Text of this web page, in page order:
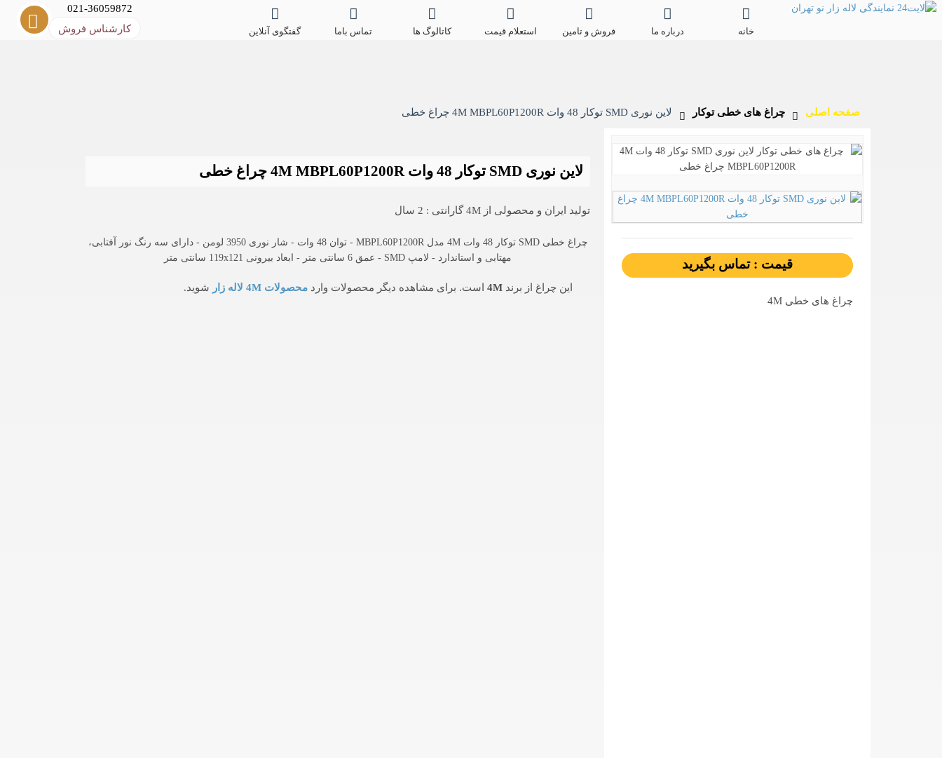
خانه درباره ما فروش و تامین استعلام قیمت کاتالوگ ها تماس باما گفتگوی آنلاین
021-36059872
کارشناس فروش
صفحه اصلی چراغ های خطی توکار لاین نوری SMD توکار 48 وات 4M MBPL60P1200R چراغ خطی
قیمت : تماس بگیرید
چراغ های خطی 4M
لاین نوری SMD توکار 48 وات 4M MBPL60P1200R چراغ خطی
تولید ایران و محصولی از 4M گارانتی : 2 سال
چراغ خطی SMD توکار 48 وات 4M مدل MBPL60P1200R - توان 48 وات - شار نوری 3950 لومن - دارای سه رنگ نور آفتابی،
مهتابی و استاندارد - لامپ SMD - عمق 6 سانتی متر - ابعاد بیرونی 119x121 سانتی متر
این چراغ از برند 4M است. برای مشاهده دیگر محصولات وارد محصولات 4M لاله زار شوید.